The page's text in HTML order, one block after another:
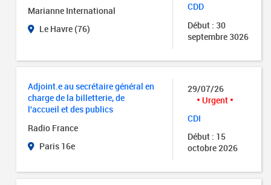
Marianne International
Le Havre (76)
CDD
Début : 30
septembre 3026
Adjoint.e au secrétaire général en
charge de la billetterie, de
l'accueil et des publics
Radio France
Paris 16e
29/07/26
Urgent
CDI
Début : 15
octobre 2026